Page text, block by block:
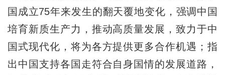
国成立75年来发生的翻天覆地变化，强调中国
培育新质生产力，推动高质量发展，致力于中
国式现代化，将为各方提供更多合作机遇；指
出中国支持各国走符合自身国情的发展道路，